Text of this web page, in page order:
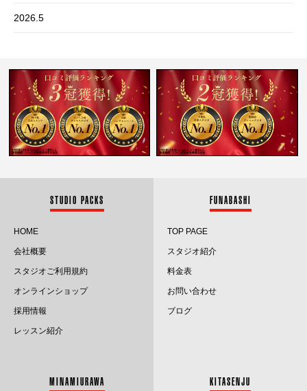
2026.5
2026.3
2026.2
2026.1
2025.9
2025.7
STUDIO PACKS
HOME
会社概要
スタジオご利用規約
オンラインショップ
採用情報
レッスン紹介
FUNABASHI
TOP PAGE
スタジオ紹介
料金表
お問い合わせ
ブログ
MINAMIURAWA KITASENJU